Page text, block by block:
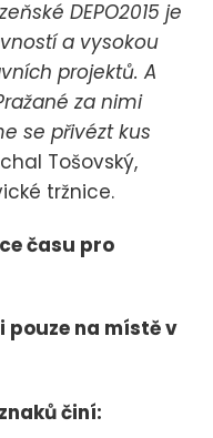
DEPO2015 je
a vysokou
projektů. A
za nimi
se přivézt kus
Tošovský,
tržnice.
času pro
na místě v
činí: